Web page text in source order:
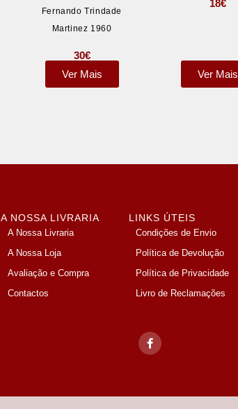
Fernando Trindade
Martinez 1960
30€
Ver Mais
18€
Ver Mais
A NOSSA LIVRARIA
A Nossa Livraria
A Nossa Loja
Avaliação e Compra
Contactos
LINKS ÚTEIS
Condições de Envio
Política de Devolução
Política de Privacidade
Livro de Reclamações